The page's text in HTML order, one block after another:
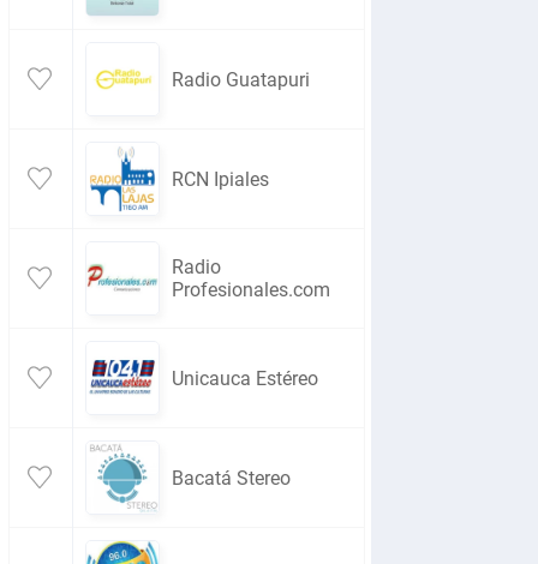
Radio Guatapuri
RCN Ipiales
Radio
Profesionales.com
Unicauca Estéreo
Bacatá Stereo